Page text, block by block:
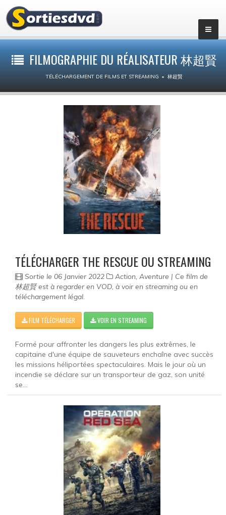
Films par genres
Animation
Comédie dramatique
Fantastique
Guerre
Film historique
Horreur
Famille
Policier
FILMOGRAPHIE DU RÉALISATEUR 林超賢
TÉLÉCHARGEMENT DE FILMS ET STREAMING 林超賢
TÉLÉCHARGER THE RESCUE OU STREAMING
Sortie le 06 Janvier 2022
Action, Aventure | Ce film de
林超賢 est à regarder en VOD, à voir en streaming ou en
téléchargement légal.
FILM TÉLÉCHARGER VOIR EN STREAMING
Formé pour affronter les dangers les plus extrêmes, le
capitaine d'une équipe de sauveteurs enchaîne avec succès
les missions héliportées spectaculaires. Mais le jour où un
incendie se déclare sur un transporteur de gaz, son unité
se...